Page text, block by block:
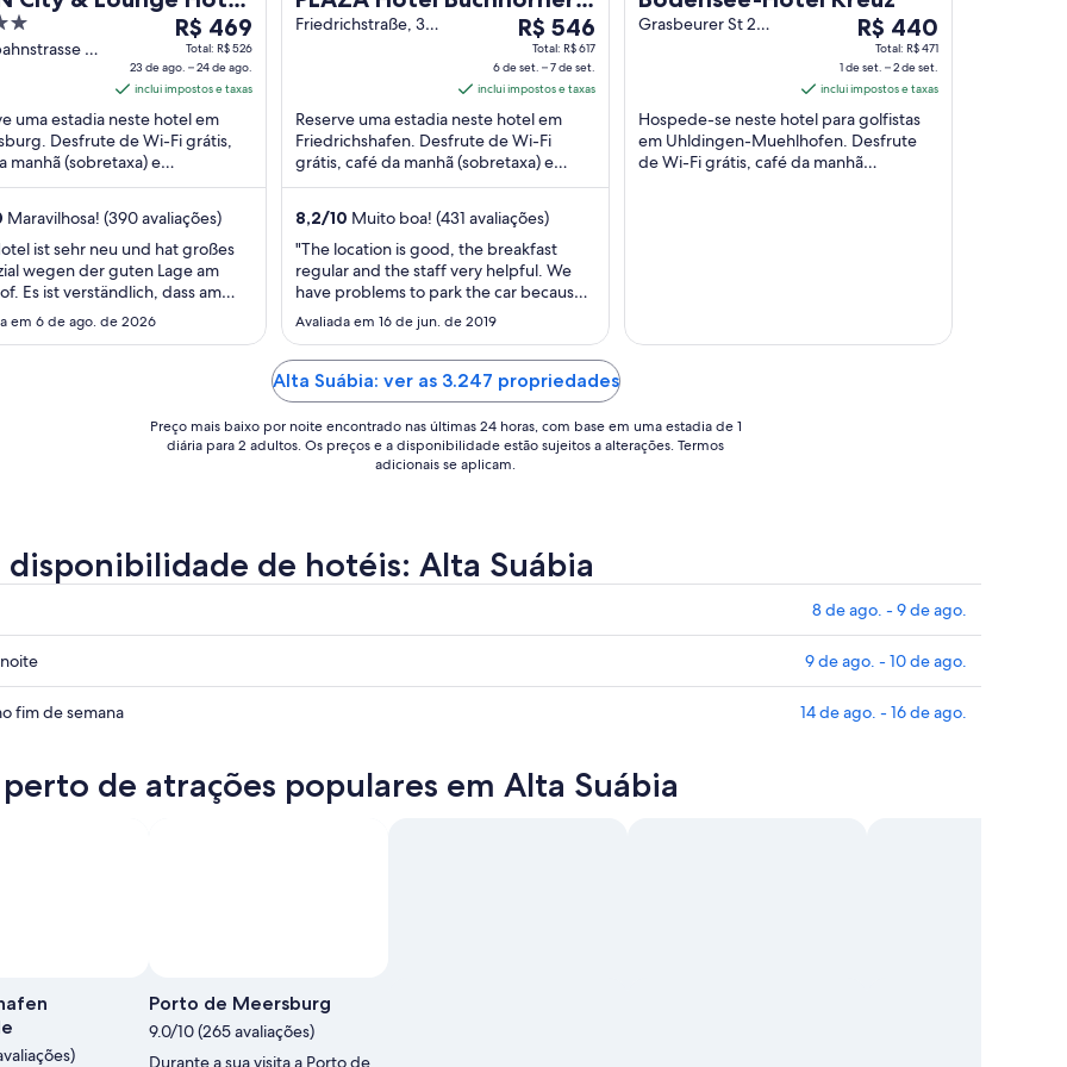
57
O
preço
é
de
R$ 469
por
uma
estadia
de
23
ago.
de
ago..
R$ 469
Total: R$ 526
23 de ago. – 24 de ago.
inclui impostos e taxas
uma estadia neste hotel em
Desfrute de Wi-Fi grátis,
manhã (sobretaxa) e
sem manobrista
Maravilhosa! (390 avaliações)
ist sehr neu und hat großes
wegen der guten Lage am
Es ist verständlich, dass am
bestimmte Dinge noch nicht
perfekt sind. So ist
em 6 de ago. de 2026
Hof
Friedrichstraße, 33
O
preço
é
de
R$ 546
por
diária
uma
estadia
de
6
set.
a
7
de
set..
R$ 546
Total: R$ 617
6 de set. – 7 de set.
inclui impostos e taxas
Reserve uma estadia neste hotel em
Friedrichshafen. Desfrute de Wi-Fi
grátis, café da manhã (sobretaxa) e
serviço de quarto. Em suas avaliações,
8,2/10 Muito boa! (431 avaliações)
"The location is good, the breakfast
regular and the staff very helpful. We
have problems to park the car because
you need to reserve in advance...with
luck you can find place in front of the
hotel."
Avaliada em 16 de jun. de 2019
Grasbeurer St 2
O
preço
é
de
R$ 440
por
diária
set.
R$ 440
Total: R$ 471
1 de set. – 2 de set.
inclui impostos e taxas
Hospede-se neste hotel para golfistas
em Uhldingen-Muehlhofen. Desfrute
de Wi-Fi grátis, café da manhã
Alta Suábia: ver as 3.247 propriedades
Preço mais baixo por noite encontrado nas últimas 24 horas, com base em uma estadia de 1
diária para 2 adultos. Os preços e a disponibilidade estão sujeitos a alterações. Termos
adicionais se aplicam.
disponibilidade de hotéis: Alta Suábia
8 de ago. - 9 de ago.
9 de ago. - 10 de ago.
fim de semana 14 de ago. - 16 de ago.
de atrações populares em Alta Suábia
Porto de Meersburg
9.0/10 (265 avaliações)
Durante a sua visita a Porto de